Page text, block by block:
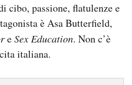
cibo, passione, flatulenze e
è Asa Butterfield,
eSex Education. Non c’è
italiana.